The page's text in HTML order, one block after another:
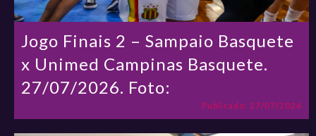
Jogo Finais 2 – Sampaio Basquete
x Unimed Campinas Basquete.
27/07/2026. Foto:
Publicado: 27/07/2026